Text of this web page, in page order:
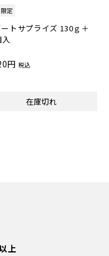
定
トサプライズ 130ｇ＋
入
税込
在庫切れ
上